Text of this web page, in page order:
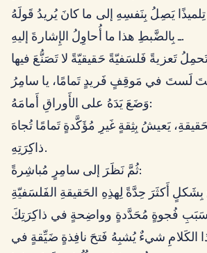
ـ بِالضَّبطِ هذا ما أُحاوِلُ الإِشارةَ إليهِ.
وَضَعَ يَدَهُ على الأَوراقِ أَمامَهُ:
يَعيشُ بِثِقةٍ غَيرِ مُؤَكَّدةٍ تَمامًا تُجاهَ
ذاكِرَتِهِ.
ثُمَّ نَظَرَ إلى سامِرٍ مُباشِرةً:
أَكثَرَ حِدَّةً لِهذِهِ الحَقيقةِ الفَلسَفيّةِ
الكَلامِ شيءٌ يُشبِهُ فَتحَ نافِذةٍ ضَيِّقةٍ في